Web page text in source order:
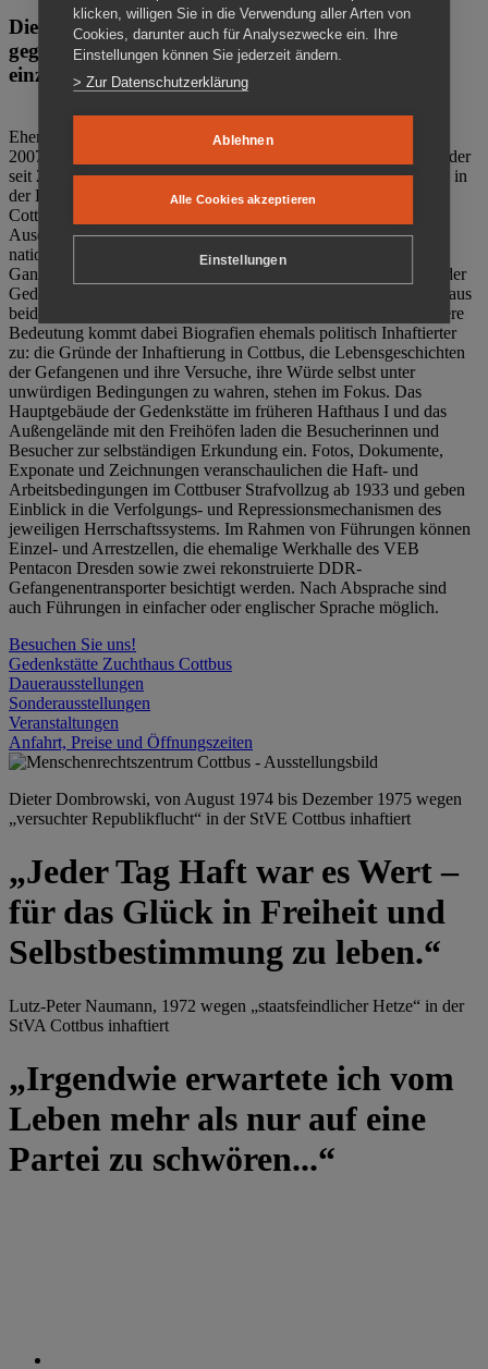
Die Gedenkstätte Zuchthaus Cottbus ist ein Ort
gegen das Vergessen. Anschaulich, nah und
einzigartig.
Ehemalige politische Häftlinge der DDR gründeten im Oktober
2007 den Verein Menschenrechtszentrum Cottbus e. V. (MRZ), der
seit 2011 Eigentümer des ehemaligen Gefängnisses (1860-2002) in
der Bautzener Straße und Träger der Gedenkstätte Zuchthaus
Cottbus ist. Im Zentrum der Arbeit der Gedenkstätte steht die
Auseinandersetzung mit politischem Unrecht während der
nationalsozialistischen Terrorherrschaft und der SED-Diktatur.
Ganzjährig zeigen mehrere Dauer- und Sonderausstellungen in der
Gedenkstätte Zuchthaus Cottbus Beispiele politischen Unrechts aus
beiden deutschen Diktaturen des 20. Jahrhunderts. Eine besondere
Bedeutung kommt dabei Biografien ehemals politisch Inhaftierter
zu: die Gründe der Inhaftierung in Cottbus, die Lebensgeschichten
der Gefangenen und ihre Versuche, ihre Würde selbst unter
unwürdigen Bedingungen zu wahren, stehen im Fokus. Das
Hauptgebäude der Gedenkstätte im früheren Hafthaus I und das
Außengelände mit den Freihöfen laden die Besucherinnen und
Besucher zur selbständigen Erkundung ein. Fotos, Dokumente,
Exponate und Zeichnungen veranschaulichen die Haft- und
Arbeitsbedingungen im Cottbuser Strafvollzug ab 1933 und geben
Einblick in die Verfolgungs- und Repressionsmechanismen des
jeweiligen Herrschaftssystems. Im Rahmen von Führungen können
Einzel- und Arrestzellen, die ehemalige Werkhalle des VEB
Pentacon Dresden sowie zwei rekonstruierte DDR-
Gefangenentransporter besichtigt werden. Nach Absprache sind
auch Führungen in einfacher oder englischer Sprache möglich.
Besuchen Sie uns!
Gedenkstätte Zuchthaus Cottbus
Dauerausstellungen
Sonderausstellungen
Veranstaltungen
Anfahrt, Preise und Öffnungszeiten
Dieter Dombrowski, von August 1974 bis Dezember 1975 wegen
„versuchter Republikflucht“ in der StVE Cottbus inhaftiert
„Jeder Tag Haft war es Wert –
für das Glück in Freiheit und
Selbstbestimmung zu leben.“
Lutz-Peter Naumann, 1972 wegen „staatsfeindlicher Hetze“ in der
StVA Cottbus inhaftiert
„Irgendwie erwartete ich vom
Leben mehr als nur auf eine
Partei zu schwören...“
klicken, willigen Sie in die Verwendung aller Arten von
Cookies, darunter auch für Analysezwecke ein. Ihre
Einstellungen können Sie jederzeit ändern.
> Zur Datenschutzerklärung
Ablehnen
Alle Cookies akzeptieren
Einstellungen